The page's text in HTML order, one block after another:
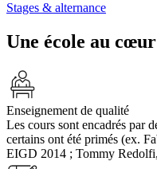
Stages & alternance
Une école au
Enseignement de qualité
Les cours sont encadrés par
certains ont été primés (ex.
EIGD 2014 ; Tommy